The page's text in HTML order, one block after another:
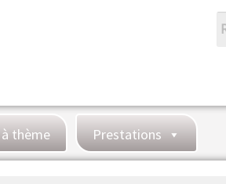
thème Prestations